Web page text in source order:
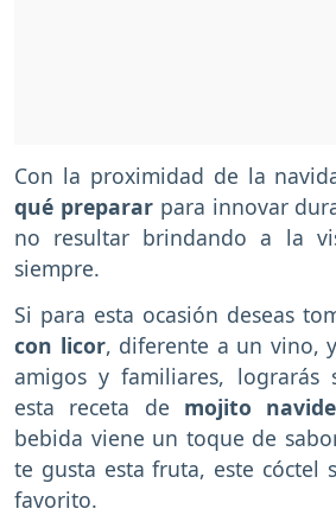
Con la proximidad de la
qué prepararpara innovar
no resultar brindando a la
siempre.
Si para esta ocasión deseas
con licor, diferente a un vino,
amigos y familiares, lograrás
esta receta de mojito
bebida viene un toque de
te gusta esta fruta, este cóctel
favorito.